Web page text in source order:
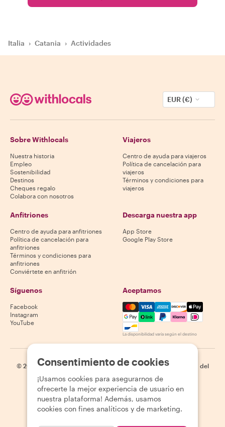
Italia › Catania › Actividades
EUR (€)
Sobre Withlocals
Nuestra historia
Empleo
Sostenibilidad
Destinos
Cheques regalo
Colabora con nosotros
Viajeros
Centro de ayuda para viajeros
Política de cancelación para
viajeros
Términos y condiciones para
viajeros
Anfitriones
Centro de ayuda para anfitriones
Política de cancelación para
anfitriones
Términos y condiciones para
anfitriones
Conviértete en anfitrión
Descarga nuestra app
App Store
Google Play Store
Síguenos
Facebook
Instagram
YouTube
Aceptamos
Mastercard, Visa, Amex,
La disponibilidad varía según el destino
© 2026 Withlocals.com | Política de privacidad | Cookies
Mapa del
Consentimiento de cookies
¡Usamos cookies para asegurarnos de
ofrecerte la mejor experiencia de usuario en
nuestra plataforma! Además, usamos
cookies con fines analíticos y de marketing.